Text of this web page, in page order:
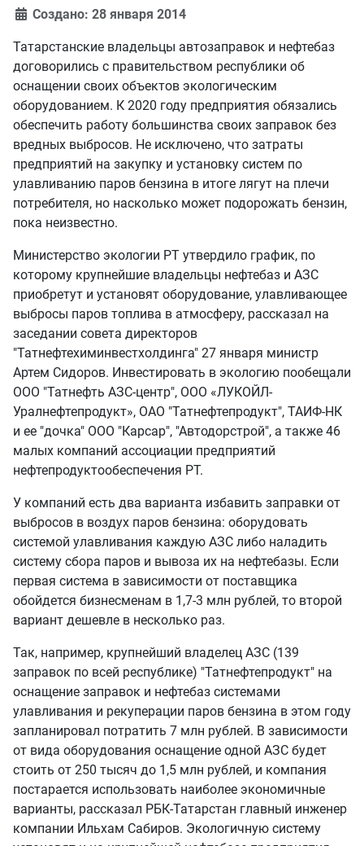
Создано: 28 января 2014
Татарстанские владельцы автозаправок и нефтебаз
договорились с правительством республики об
оснащении своих объектов экологическим
оборудованием. К 2020 году предприятия обязались
обеспечить работу большинства своих заправок без
вредных выбросов. Не исключено, что затраты
предприятий на закупку и установку систем по
улавливанию паров бензина в итоге лягут на плечи
потребителя, но насколько может подорожать бензин,
пока неизвестно.
Министерство экологии РТ утвердило график, по
которому крупнейшие владельцы нефтебаз и АЗС
приобретут и установят оборудование, улавливающее
выбросы паров топлива в атмосферу, рассказал на
заседании совета директоров
"Татнефтехиминвестхолдинга" 27 января министр
Артем Сидоров. Инвестировать в экологию пообещали
ООО "Татнефть АЗС-центр", ООО «ЛУКОЙЛ-
Уралнефтепродукт», ОАО "Татнефтепродукт", ТАИФ-НК
и ее "дочка" ООО "Карсар", "Автодорстрой", а также 46
малых компаний ассоциации предприятий
нефтепродуктообеспечения РТ.
У компаний есть два варианта избавить заправки от
выбросов в воздух паров бензина: оборудовать
системой улавливания каждую АЗС либо наладить
систему сбора паров и вывоза их на нефтебазы. Если
первая система в зависимости от поставщика
обойдется бизнесменам в 1,7-3 млн рублей, то второй
вариант дешевле в несколько раз.
Так, например, крупнейший владелец АЗС (139
заправок по всей республике) "Татнефтепродукт" на
оснащение заправок и нефтебаз системами
улавливания и рекуперации паров бензина в этом году
запланировал потратить 7 млн рублей. В зависимости
от вида оборудования оснащение одной АЗС будет
стоить от 250 тысяч до 1,5 млн рублей, и компания
постарается использовать наиболее экономичные
варианты, рассказал РБК-Татарстан главный инженер
компании Ильхам Сабиров. Экологичную систему